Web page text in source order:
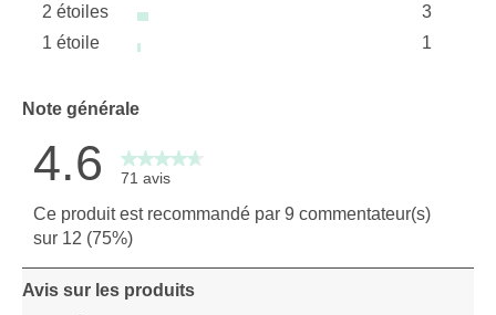
4 avis
2 étoiles étoiles
3
3 avis
1 étoile étoiles
1
Note générale
4.6 71 avis
Ce produit est recommandé par 9 commentateur(s)
sur 12 (75%)
Avis sur les produits